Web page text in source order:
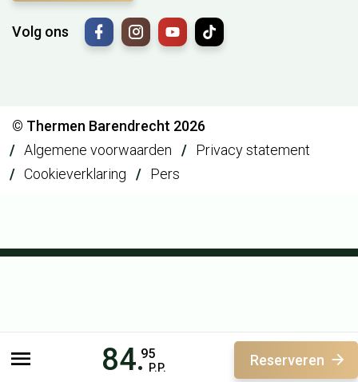
84.95
P.P. Reserveren
Volg ons
© Thermen Barendrecht 2026
Algemene voorwaarden
Privacy statement
Cookieverklaring
Pers